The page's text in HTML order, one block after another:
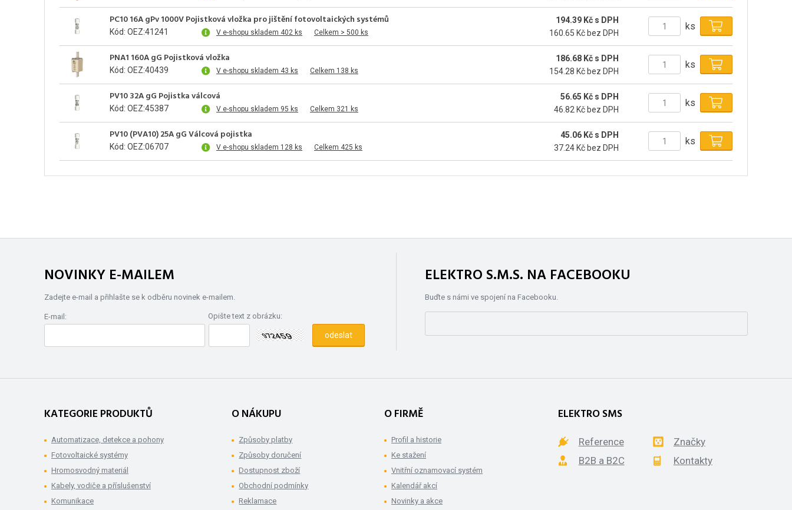
PC10 16A gPv 1000V Pojistková vložka pro jištění fotovoltaických systémů
Kód: OEZ:41241 V e-shopu skladem 402 ks Celkem > 500 ks
194.39 Kč s DPH
160.65 Kč bez DPH
ks
PNA1 160A gG Pojistková vložka
Kód: OEZ:40439 V e-shopu skladem 43 ks Celkem 138 ks
186.68 Kč s DPH
154.28 Kč bez DPH
ks
PV10 32A gG Pojistka válcová
Kód: OEZ:45387 V e-shopu skladem 95 ks Celkem 321 ks
56.65 Kč s DPH
46.82 Kč bez DPH
ks
PV10 (PVA10) 25A gG Válcová pojistka
Kód: OEZ:06707 V e-shopu skladem 128 ks Celkem 425 ks
45.06 Kč s DPH
37.24 Kč bez DPH
ks
NOVINKY E-MAILEM
Zadejte e-mail a přihlašte se k odběru novinek e-mailem.
E-mail: Opište text z obrázku:
ELEKTRO S.M.S. NA FACEBOOKU
Buďte s námi ve spojení na Facebooku.
KATEGORIE PRODUKTŮ
Automatizace, detekce a pohony
Fotovoltaické systémy
Hromosvodný materiál
Kabely, vodiče a příslušenství
Komunikace
O NÁKUPU
Způsoby platby
Způsoby doručení
Dostupnost zboží
Obchodní podmínky
Reklamace
O FIRMĚ
Profil a historie
Ke stažení
Vnitřní oznamovací systém
Kalendář akcí
Novinky a akce
ELEKTRO SMS
Reference
Značky
B2B a B2C
Kontakty